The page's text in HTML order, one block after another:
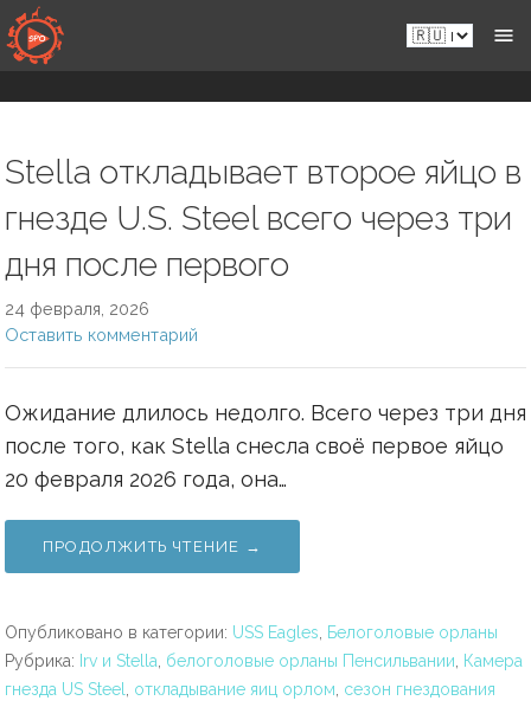
Перейти
к
контенту
Ru.sportsmansparadiseonline.com
Stella откладывает второе яйцо в
гнезде U.S. Steel всего через три
дня после первого
24 февраля, 2026
Оставить комментарий
Ожидание длилось недолго. Всего через три дня
после того, как Stella снесла своё первое яйцо
20 февраля 2026 года, она…
ПРОДОЛЖИТЬ ЧТЕНИЕ →
Опубликовано в категории: USS Eagles
Белоголовые орланы
Рубрика: Irv и Stella белоголовые орланы Пенсильвании
Камера
гнезда US Steel
откладывание яиц орлом сезон гнездования